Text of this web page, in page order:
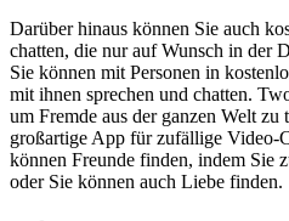
Darüber hinaus können Sie auch
chatten, die nur auf Wunsch in der
Sie können mit Personen in
mit ihnen sprechen und chatten.
um Fremde aus der ganzen Welt
großartige App für zufällige Video-
können Freunde finden, indem Sie
oder Sie können auch Liebe finden.